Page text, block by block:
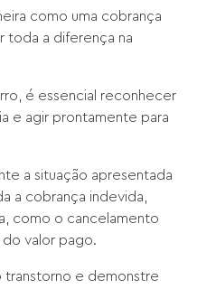
como uma cobrança
toda a diferença na
é essencial reconhecer
e agir prontamente para
a situação apresentada
a cobrança indevida,
como o cancelamento
valor pago.
transtorno e demonstre